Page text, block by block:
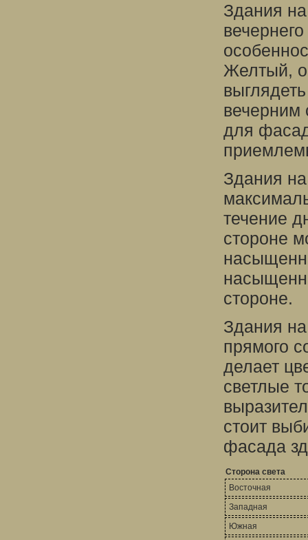
Здания
Желтый,
вечерним
для
Здания
течение
стороне
стороне.
Здания
прямого
делает
светлые
стоит
фасада
Сторона света
Восточная
Западная
Южная